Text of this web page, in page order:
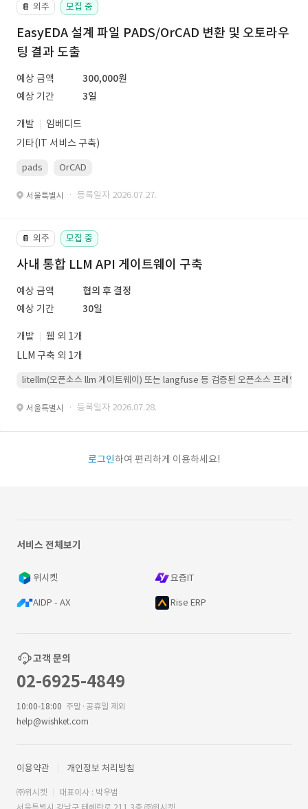
📔 외주 모집 중
EasyEDA 설계 파일 PADS/OrCAD 변환 및 오토라우
팅 결과 도출
예상 금액
300,000원
예상 기간
3일
개발
임베디드
기타(IT 서비스 구축)
pads OrCAD
서울특별시 · 등록일자 2026.07.27.
📔 외주 모집 중
사내 통합 LLM API 게이트웨이 구축
예상 금액
협의 후 결정
예상 기간
30일
개발
웹 외 1개
LLM 구축 외 1개
litellm(오픈소스 llm 게이트웨이) 또는 langfuse 등 검증된 오픈소스 프레임워
서울특별시 · 등록일자 2026.07.28.
로그인하여 편리하게 이용하세요!
서비스 전체보기
위시켓 요즘IT
AIDP - AX Rise ERP
고객 문의
02-6925-4849
10:00-18:00 주말·공휴일 제외
help@wishket.com
이용약관 개인정보 처리방침
㈜위시켓
대표이사 : 박우범